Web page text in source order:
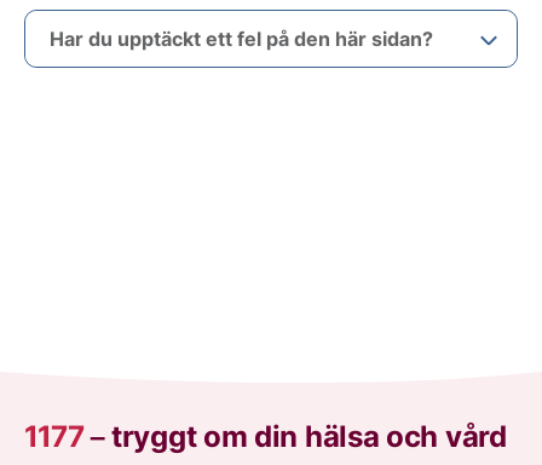
Har du upptäckt ett fel på den här sidan?
1177–tryggt om din hälsa och vård